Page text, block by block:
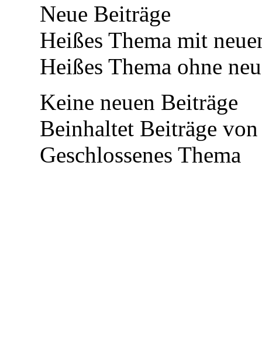
Neue Beiträge
Heißes Thema mit
Heißes Thema ohne
Keine neuen Beiträge
Beinhaltet Beiträge
Geschlossenes Thema